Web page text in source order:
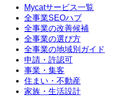
Mycatサービス一覧
全事業SEOハブ
全事業の改善候補
全事業の選び方
全事業の地域別ガイド
申請・許認可
事業・集客
住まい・不動産
家族・生活設計